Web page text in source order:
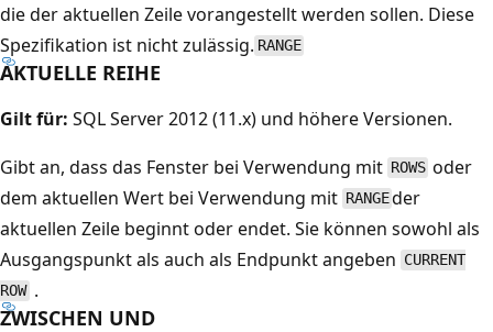
die der aktuellen Zeile vorangestellt werden sollen. Diese
Spezifikation ist nicht zulässig. RANGE
AKTUELLE REIHE
Gilt für: SQL Server 2012 (11.x) und höhere Versionen.
Gibt an, dass das Fenster bei Verwendung mit ROWS oder
dem aktuellen Wert bei Verwendung mit RANGEder
aktuellen Zeile beginnt oder endet. Sie können sowohl als
Ausgangspunkt als auch als Endpunkt angeben CURRENT
ROW .
ZWISCHEN UND